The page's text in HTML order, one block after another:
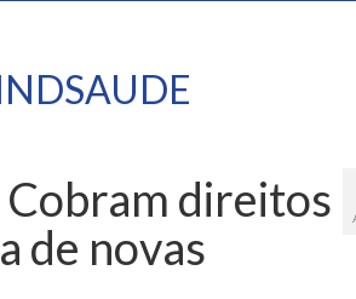
Cobram direitos
de novas